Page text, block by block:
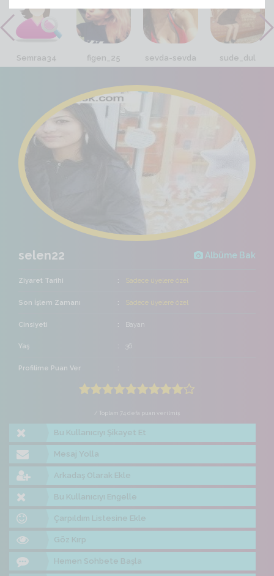
Semraa34 figen_25 sevda-sevda sude_dul
selen22 Albüme Bak
Ziyaret Tarihi Sadece üyelere özel
Son İşlem Zamanı Sadece üyelere özel
Cinsiyeti Bayan
Yaş 36
Profilime Puan Ver
/ Toplam 74 defa puan verilmiş
Bu Kullanıcıyı Şikayet Et
Mesaj Yolla
Arkadaş Olarak Ekle
Bu Kullanıcıyı Engelle
Çarpıldım Listesine Ekle
Göz Kırp
Hemen Sohbete Başla